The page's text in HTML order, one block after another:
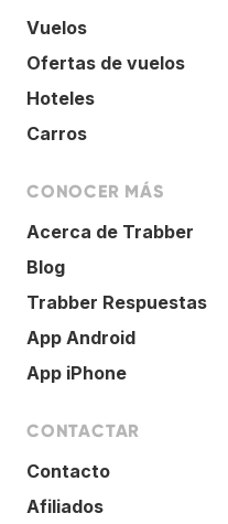
Vuelos
Ofertas de vuelos
Hoteles
Carros
CONOCER MÁS
Acerca de Trabber
Blog
Trabber Respuestas
App Android
App iPhone
CONTACTAR
Contacto
Afiliados